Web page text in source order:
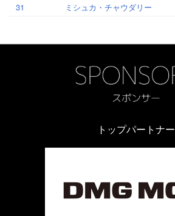
31
ミシュカ・チャウダリー
トップパートナー